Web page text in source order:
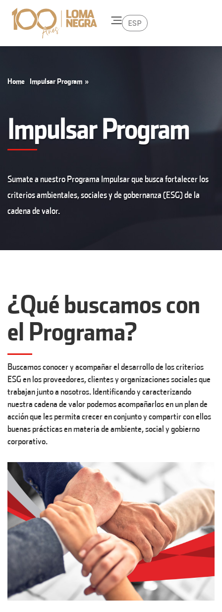
ESP
Home »
Impulsar Program
Impulsar Program
Sumate a nuestro Programa Impulsar que busca fortalecer los
criterios ambientales, sociales y de gobernanza (ESG) de la
cadena de valor.
¿Qué buscamos con
el Programa?
Buscamos conocer y acompañar el desarrollo de los criterios
ESG en los proveedores, clientes y organizaciones sociales que
trabajan junto a nosotros. Identificando y caracterizando
nuestra cadena de valor podemos acompañarlos en un plan de
acción que les permita crecer en conjunto y compartir con ellos
buenas prácticas en materia de ambiente, social y gobierno
corporativo.